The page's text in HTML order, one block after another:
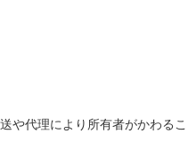
や代理により所有者がかわるこ